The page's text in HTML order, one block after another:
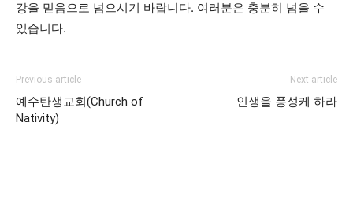
강을 믿음으로 넘으시기 바랍니다. 여러분은 충분히 넘을 수
있습니다.
Previous article
예수탄생교회(Church of
Nativity)
Next article
인생을 풍성케 하라